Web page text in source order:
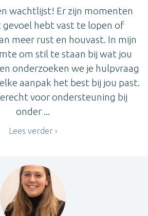
wachtlijst! Er zijn momenten
gevoel hebt vast te lopen of
meer rust en houvast. In mijn
om stil te staan bij wat jou
onderzoeken we je hulpvraag
aanpak het best bij jou past.
voor ondersteuning bij
onder ...
Lees verder